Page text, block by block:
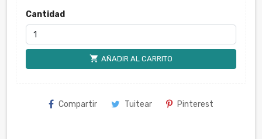
Cantidad
shopping_cart AÑADIR AL CARRITO
Compartir Tuitear Pinterest